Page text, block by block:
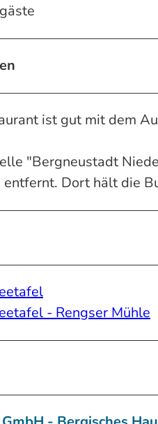
ist gut mit dem
"Bergneustadt
entfernt. Dort hält die
- Rengser Mühle